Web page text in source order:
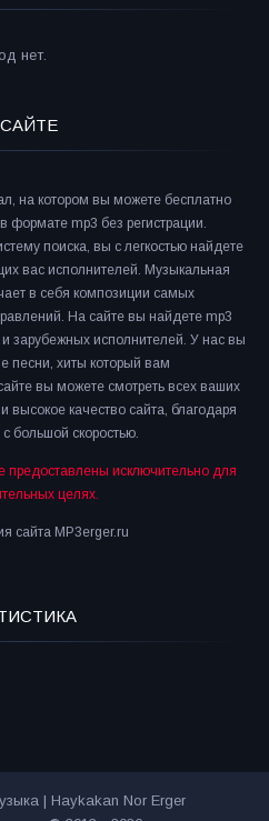
нет.
на котором вы можете бесплатно
формате mp3 без регистрации.
поиска, вы с легкостью найдете
вас исполнителей. Музыкальная
в себя композиции самых
На сайте вы найдете mp3
и зарубежных исполнителей. У нас вы
песни, хиты который вам
вы можете смотреть всех ваших
качество сайта, благодаря
большой скоростью.
предоставлены исключительно для
целях.
сайта MP3erger.ru
| Haykakan Nor Erger